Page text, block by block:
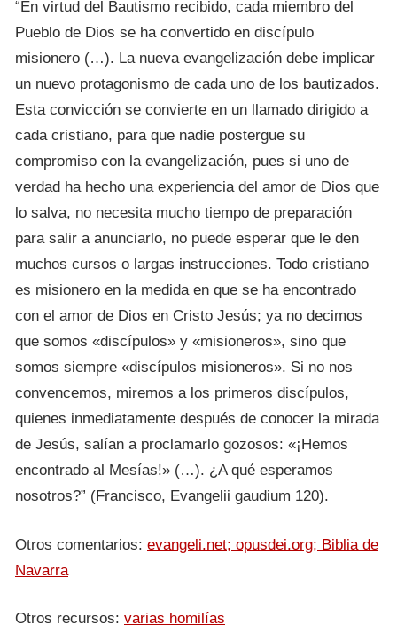
“En virtud del Bautismo recibido, cada miembro del
Pueblo de Dios se ha convertido en discípulo
misionero (…). La nueva evangelización debe implicar
un nuevo protagonismo de cada uno de los bautizados.
Esta convicción se convierte en un llamado dirigido a
cada cristiano, para que nadie postergue su
compromiso con la evangelización, pues si uno de
verdad ha hecho una experiencia del amor de Dios que
lo salva, no necesita mucho tiempo de preparación
para salir a anunciarlo, no puede esperar que le den
muchos cursos o largas instrucciones. Todo cristiano
es misionero en la medida en que se ha encontrado
con el amor de Dios en Cristo Jesús; ya no decimos
que somos «discípulos» y «misioneros», sino que
somos siempre «discípulos misioneros». Si no nos
convencemos, miremos a los primeros discípulos,
quienes inmediatamente después de conocer la mirada
de Jesús, salían a proclamarlo gozosos: «¡Hemos
encontrado al Mesías!» (…). ¿A qué esperamos
nosotros?” (Francisco, Evangelii gaudium 120).
Otros comentarios: evangeli.net; opusdei.org; Biblia de
Navarra
Otros recursos: varias homilías